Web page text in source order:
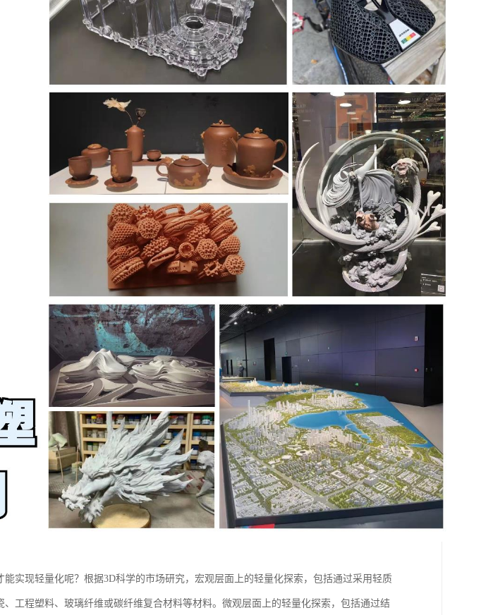
实现轻量化呢？根据3D科学的市场研究，宏观层面上的轻量化探索，包括通过采用轻质
工程塑料、玻璃纤维或碳纤维复合材料等材料。微观层面上的轻量化探索，包括通过结